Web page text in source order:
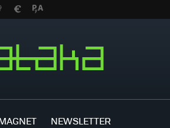
NEWSLETTER